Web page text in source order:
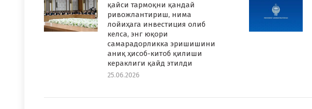
қайси тармоқни қандай
ривожлантириш, нима
лойиҳага инвестиция олиб
келса, энг юқори
самарадорликка эришишини
аниқ ҳисоб-китоб қилиши
кераклиги қайд этилди
25.06.2026